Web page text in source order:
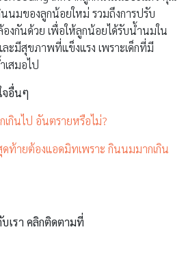
นมของลูกน้อยใหม่ รวมถึงการปรับ
งกันด้วย เพื่อให้ลูกน้อยได้รับน้ำนมใน
ะมีสุขภาพที่แข็งแรง เพราะเด็กที่มี
เสมอไป
อื่นๆ
กินไป อันตรายหรือไม่?
ดท้ายต้องแอดมิทเพราะ กินนมมากเกิน
บเรา คลิกติดตามที่